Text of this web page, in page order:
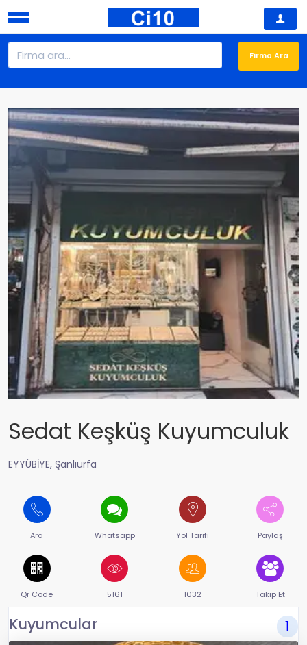
Sedat Keşküş Kuyumculuk
EYYÜBİYE, Şanlıurfa
Ara Whatsapp Yol Tarifi Paylaş
Qr Code 5161 1032 Takip Et
Kuyumcular 1